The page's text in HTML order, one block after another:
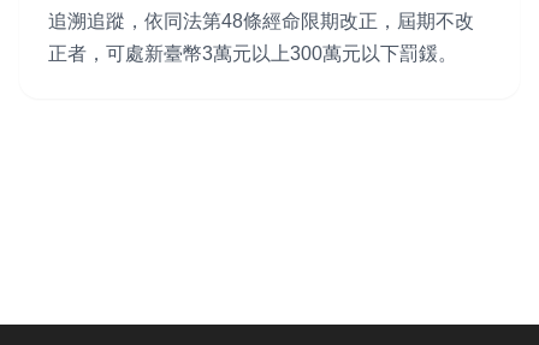
追溯追蹤，依同法第48條經命限期改正，屆期不改
正者，可處新臺幣3萬元以上300萬元以下罰鍰。